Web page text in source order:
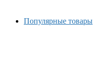
Популярные товары